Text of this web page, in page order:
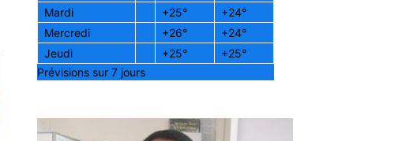
Mardi
+25° +24°
Mercredi
+26° +24°
Jeudi
+25° +25°
Prévisions sur 7 jours